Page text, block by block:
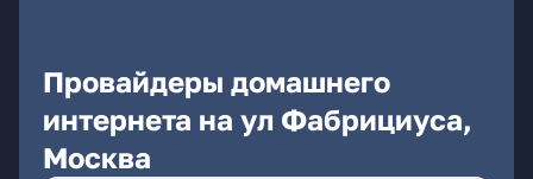
Провайдеры домашнего
интернета на ул Фабрициуса,
Москва